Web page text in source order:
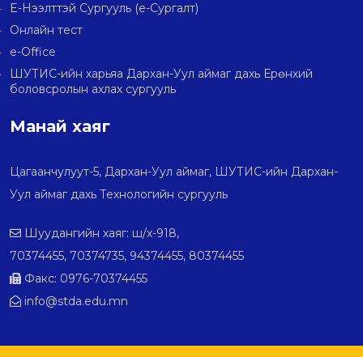
E-Нээлттэй Сургууль (e-Сургалт)
Онлайн тест
e-Office
ШУТИС-ийн харьяа Дархан-Уул аймаг дахь Ерөнхий
боловсролын ахлах сургууль
Манай хаяг
Цагаанчулуут-5, Дархан-Уул аймаг, ШУТИС-ийн Дархан-
Уул аймаг дахь Технологийн сургууль
Шуудангийн хаяг: ш/х-918,
70374455, 70374735, 94374455, 80374455
Факс: 0976-70374455
info@stda.edu.mn